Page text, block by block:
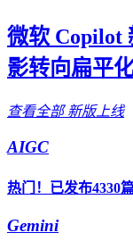
微软 Copilot
影转向扁平
查看全部 新版上线
AIGC
热门！已发布4330
Gemini